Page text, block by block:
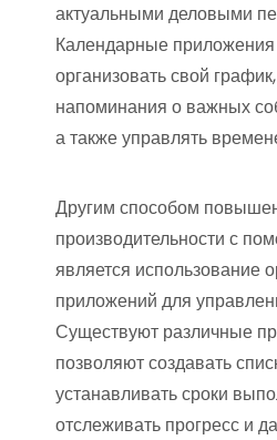
актуальными деловыми
Календарные
организовать свой
напоминания о важных
а также управлять
Другим способом
производительности с
является использование
приложений для
Существуют различные
позволяют создавать
устанавливать сроки
отслеживать прогресс и